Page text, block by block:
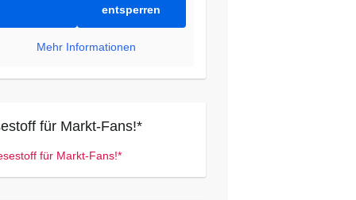
entsperren
Mehr Informationen
für Markt-Fans!*